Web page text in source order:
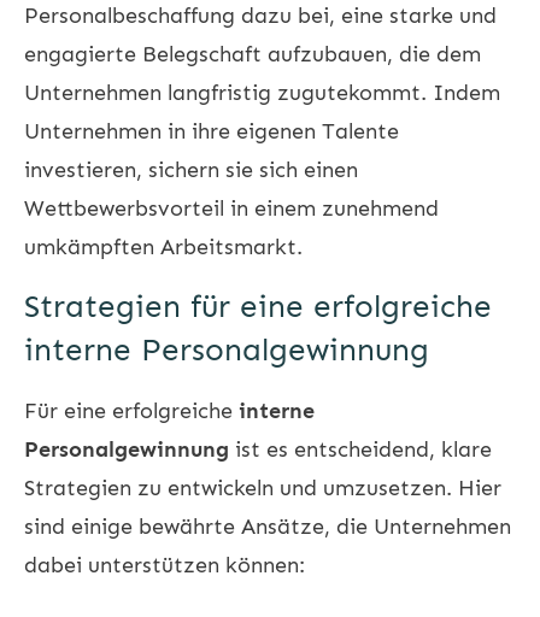
Personalbeschaffung dazu bei, eine starke und
engagierte Belegschaft aufzubauen, die dem
Unternehmen langfristig zugutekommt. Indem
Unternehmen in ihre eigenen Talente
investieren, sichern sie sich einen
Wettbewerbsvorteil in einem zunehmend
umkämpften Arbeitsmarkt.
Strategien für eine erfolgreiche
interne Personalgewinnung
Für eine erfolgreiche interne
Personalgewinnung ist es entscheidend, klare
Strategien zu entwickeln und umzusetzen. Hier
sind einige bewährte Ansätze, die Unternehmen
dabei unterstützen können: